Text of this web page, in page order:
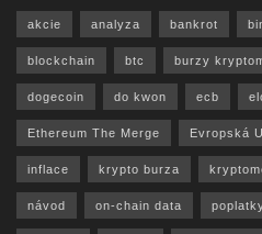
akcie analyza bankrot
blockchain btc burzy
dogecoin do kwon ecb
Ethereum The Merge Evropská
inflace krypto burza
návod on-chain data